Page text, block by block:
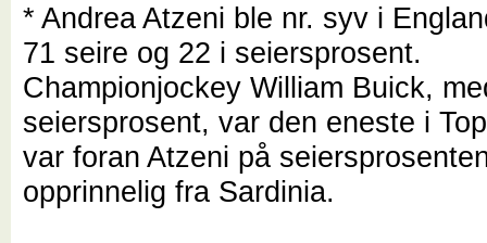
* Andrea Atzeni ble nr. syv i
71 seire og 22 i seiersprosent.
Championjockey William Buick,
seiersprosent, var den eneste i
var foran Atzeni på
opprinnelig fra Sardinia.